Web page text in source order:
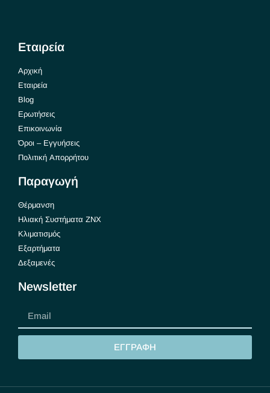
Εταιρεία
Αρχική
Εταιρεία
Blog
Ερωτήσεις
Επικοινωνία
Όροι – Εγγυήσεις
Πολιτική Απορρήτου
Παραγωγή
Θέρμανση
Ηλιακή Συστήματα ΖΝΧ
Κλιματισμός
Εξαρτήματα
Δεξαμενές
Newsletter
ΕΓΓΡΑΦΗ